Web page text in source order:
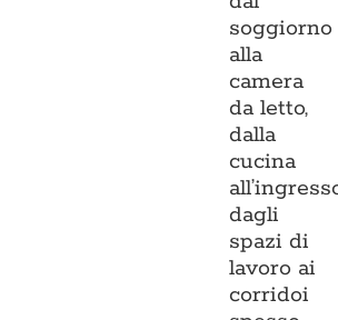
soggiorno
alla
camera
da letto,
dalla
cucina
dagli
spazi di
lavoro ai
corridoi